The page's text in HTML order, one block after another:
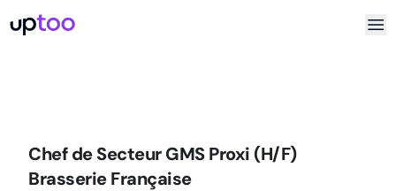
Chef de Secteur GMS Proxi (H/F)
Brasserie Française